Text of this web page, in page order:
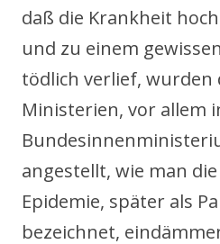
daß die Krankheit
und zu einem
tödlich verlief, wurden
Ministerien, vor allem
angestellt, wie man
Epidemie, später als
bezeichnet,